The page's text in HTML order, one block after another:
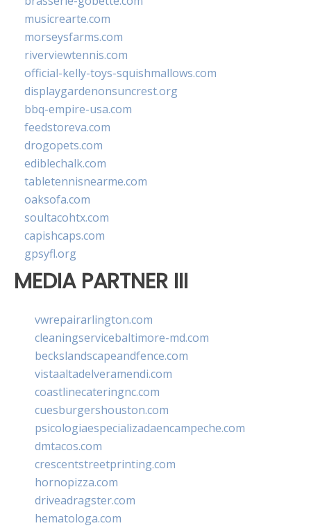
musicrearte.com
morseysfarms.com
riverviewtennis.com
official-kelly-toys-squishmallows.com
displaygardenonsuncrest.org
bbq-empire-usa.com
feedstoreva.com
drogopets.com
ediblechalk.com
tabletennisnearme.com
oaksofa.com
soultacohtx.com
capishcaps.com
gpsyfl.org
MEDIA PARTNER III
vwrepairarlington.com
cleaningservicebaltimore-md.com
beckslandscapeandfence.com
vistaaltadelveramendi.com
coastlinecateringnc.com
cuesburgershouston.com
psicologiaespecializadaencampeche.com
dmtacos.com
crescentstreetprinting.com
hornopizza.com
driveadragster.com
hematologa.com